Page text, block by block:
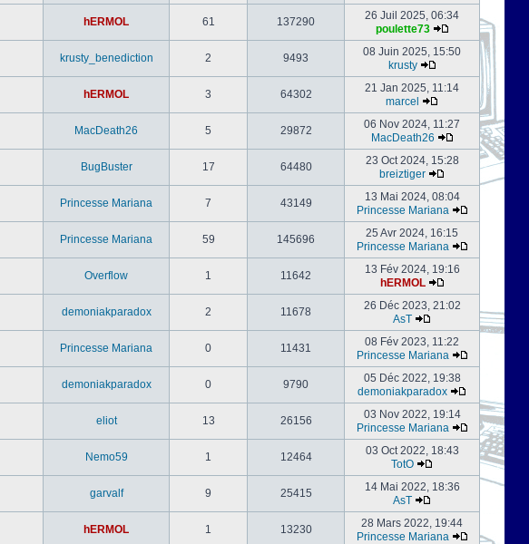
hERMOL 61 137290
26 Juil 2025, 06:34
poulette73
krusty_benediction 2 9493
08 Juin 2025, 15:50
krusty
hERMOL 3 64302
21 Jan 2025, 11:14
marcel
MacDeath26 5 29872
06 Nov 2024, 11:27
MacDeath26
BugBuster 17 64480
23 Oct 2024, 15:28
breiztiger
Princesse Mariana 7 43149
13 Mai 2024, 08:04
Princesse Mariana
Princesse Mariana 59 145696
25 Avr 2024, 16:15
Princesse Mariana
Overflow 1 11642
13 Fév 2024, 19:16
hERMOL
demoniakparadox 2 11678
26 Déc 2023, 21:02
AsT
Princesse Mariana 0 11431
08 Fév 2023, 11:22
Princesse Mariana
demoniakparadox 0 9790
05 Déc 2022, 19:38
demoniakparadox
eliot 13 26156
03 Nov 2022, 19:14
Princesse Mariana
Nemo59 1 12464
03 Oct 2022, 18:43
TotO
garvalf 9 25415
14 Mai 2022, 18:36
AsT
hERMOL 1 13230
28 Mars 2022, 19:44
Princesse Mariana